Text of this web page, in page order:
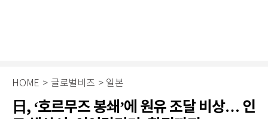
HOME > 글로벌비즈 > 일본
日, ‘호르무즈 봉쇄’에 원유 조달 비상… 인